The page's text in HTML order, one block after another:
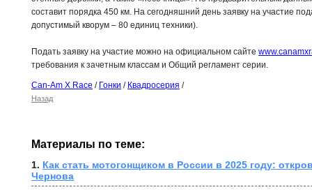
составит порядка 450 км. На сегодняшний день заявку на участие
допустимый кворум – 80 единиц техники).
Подать заявку на участие можно на официальном сайте
требования к зачетным классам и Общий регламент серии.
Can-Am X Race / Гонки / Квадросерия /
Назад
Материалы по теме:
1. Как стать мотогонщиком в России в 2025 году:
Чернова